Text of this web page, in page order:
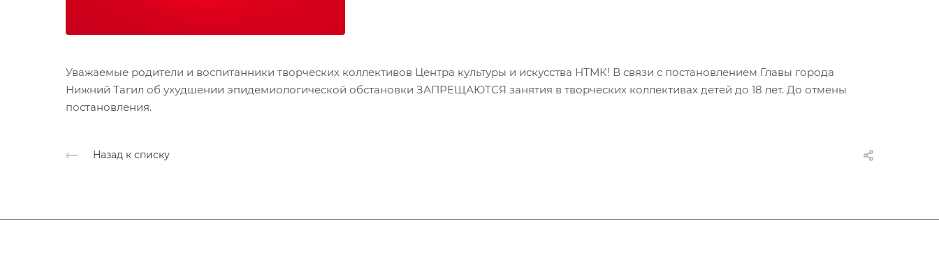
Уважаемые родители и воспитанники творческих коллективов Центра культуры и искусства НТМК! В связи с постановлением Главы города
Нижний Тагил об ухудшении эпидемиологической обстановки ЗАПРЕЩАЮТСЯ занятия в творческих коллективах детей до 18 лет. До отмены
постановления.
Назад к списку